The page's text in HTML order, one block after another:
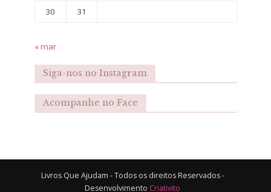
30
31
« mar
Siga-nos no Instagram
Acompanhe no Face
Livros Que Ajudam - Todos os direitos Reservados -
Desenvolvimento Criativito